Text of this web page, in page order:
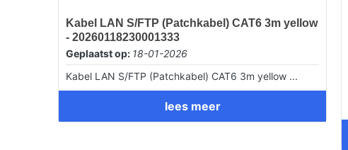
Kabel LAN S/FTP (Patchkabel) CAT6 3m yellow
- 20260118230001333
Geplaatst op: 18-01-2026
Kabel LAN S/FTP (Patchkabel) CAT6 3m yellow ...
lees meer